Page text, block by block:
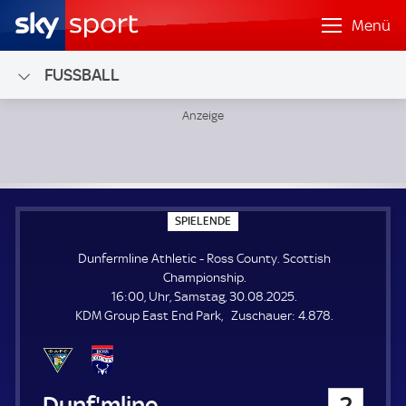
Menü
FUSSBALL
SPIELENDE
P
E
L
E
N
D
E
Dunfermline Athletic - Ross County. Scottish
Championship.
16:00, Uhr, Samstag, 30.08.2025.
KDM Group East End Park
Zuschauer: Z
4.878.